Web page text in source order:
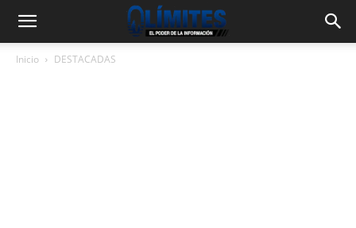
Inicio DESTACADAS